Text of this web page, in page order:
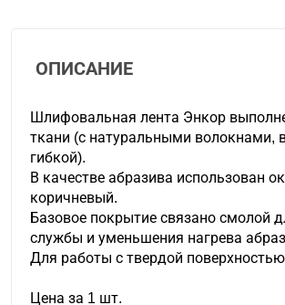
ОПИСАНИЕ
Шлифовальная лента Энкор
ткани (с натуральными волокнами,
гибкой).
В качестве абразива использован
коричневый.
Базовое покрытие связано смолой
службы и уменьшения нагрева
Для работы с твердой
Цена за 1 шт.